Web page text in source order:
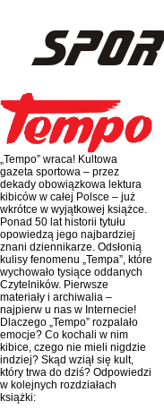
„Tempo” wraca! Kultowa
gazeta sportowa – przez
dekady obowiązkowa lektura
kibiców w całej Polsce – już
wkrótce w wyjątkowej książce.
Ponad 50 lat historii tytułu
opowiedzą jego najbardziej
znani dziennikarze. Odsłonią
kulisy fenomenu „Tempa”, które
wychowało tysiące oddanych
Czytelników. Pierwsze
materiały i archiwalia –
najpierw u nas w Internecie!
Dlaczego „Tempo” rozpalało
emocje? Co kochali w nim
kibice, czego nie mieli nigdzie
indziej? Skąd wziął się kult,
który trwa do dziś? Odpowiedzi
w kolejnych rozdziałach
książki: